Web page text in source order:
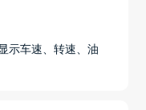
示车速、转速、油